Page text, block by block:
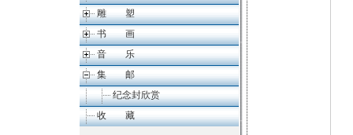
雕 塑
书 画
音 乐
集 邮
纪念封欣赏
收 藏